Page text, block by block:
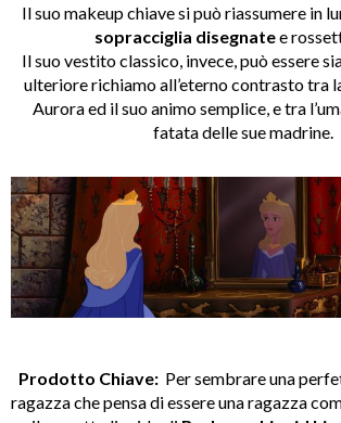
Il suo makeup chiave si può riassumere in
sopracciglia disegnatee
Il suo vestito classico, invece, può essere
ulteriore richiamo all’eterno contrasto tra
Aurora ed il suo animo semplice, e tra
fatata delle sue madrine.
Prodotto Chiave: Per sembrare una
ragazza che pensa di essere una ragazza